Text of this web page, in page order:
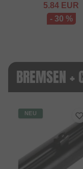
5.84 EUR
- 30 %
BREMSEN +
NEU